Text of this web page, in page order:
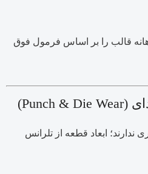
قالب را بر اساس فرمول فوق
ابعاد قطعه از تلرانس